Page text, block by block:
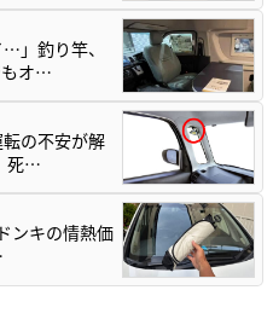
」釣り竿、
もオ…
転の不安が解
死…
ンキの情熱価